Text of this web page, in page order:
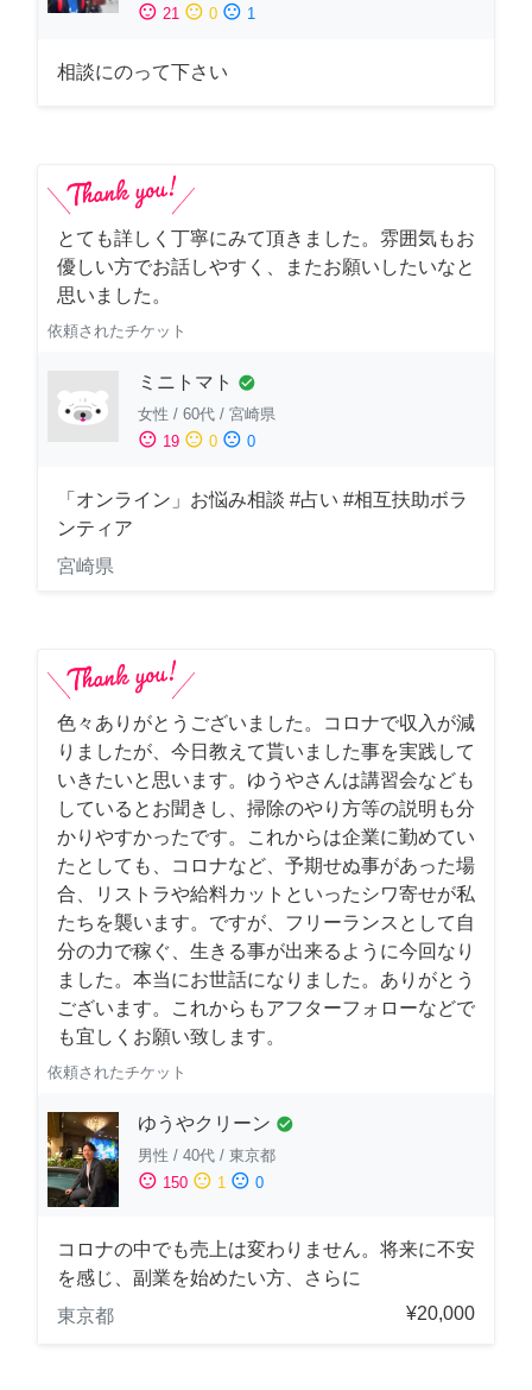
sentiment_satisfied 21 sentiment_neutral 0 sentiment_dissatisfied 1
相談にのって下さい
とても詳しく丁寧にみて頂きました。雰囲気もお
優しい方でお話しやすく、またお願いしたいなと
思いました。
依頼されたチケット
ミニトマト check_circle
女性 / 60代 / 宮崎県
sentiment_satisfied 19 sentiment_neutral 0 sentiment_dissatisfied 0
「オンライン」お悩み相談 #占い #相互扶助ボラ
ンティア
宮崎県
色々ありがとうございました。コロナで収入が減
りましたが、今日教えて貰いました事を実践して
いきたいと思います。ゆうやさんは講習会なども
しているとお聞きし、掃除のやり方等の説明も分
かりやすかったです。これからは企業に勤めてい
たとしても、コロナなど、予期せぬ事があった場
合、リストラや給料カットといったシワ寄せが私
たちを襲います。ですが、フリーランスとして自
分の力で稼ぐ、生きる事が出来るように今回なり
ました。本当にお世話になりました。ありがとう
ございます。これからもアフターフォローなどで
も宜しくお願い致します。
依頼されたチケット
ゆうやクリーン check_circle
男性 / 40代 / 東京都
sentiment_satisfied 150 sentiment_neutral 1 sentiment_dissatisfied 0
コロナの中でも売上は変わりません。将来に不安
を感じ、副業を始めたい方、さらに
東京都
¥20,000